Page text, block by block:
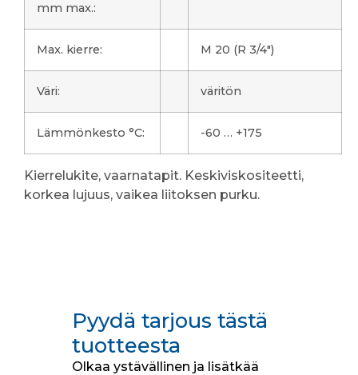
mm max.:
Max. kierre: M 20 (R 3/4")
Väri: väritön
Lämmönkesto °C: -60 … +175
Kierrelukite, vaarnatapit. Keskiviskositeetti,
korkea lujuus, vaikea liitoksen purku.
Pyydä tarjous tästä
tuotteesta
Olkaa ystävällinen ja lisätkää